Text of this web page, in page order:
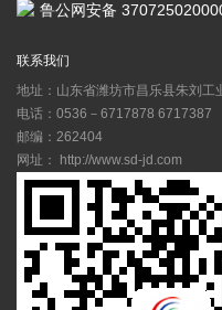
鲁公网安备
联系我们
地址：山东省潍坊市昌乐县朱刘工
电话：0536－6717878 6717387
邮编：262404
网址： http://www.sd-jd.com